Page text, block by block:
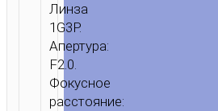
Линза
1G3P.
Апертура:
F2.0.
Фокусное
расстояние: